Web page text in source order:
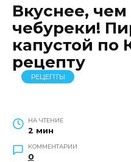
Вкуснее,
чебуреки!
капустой по
рецепту
РЕЦЕПТЫ
НА ЧТЕНИЕ
2 мин
КОММЕНТАРИИ
0